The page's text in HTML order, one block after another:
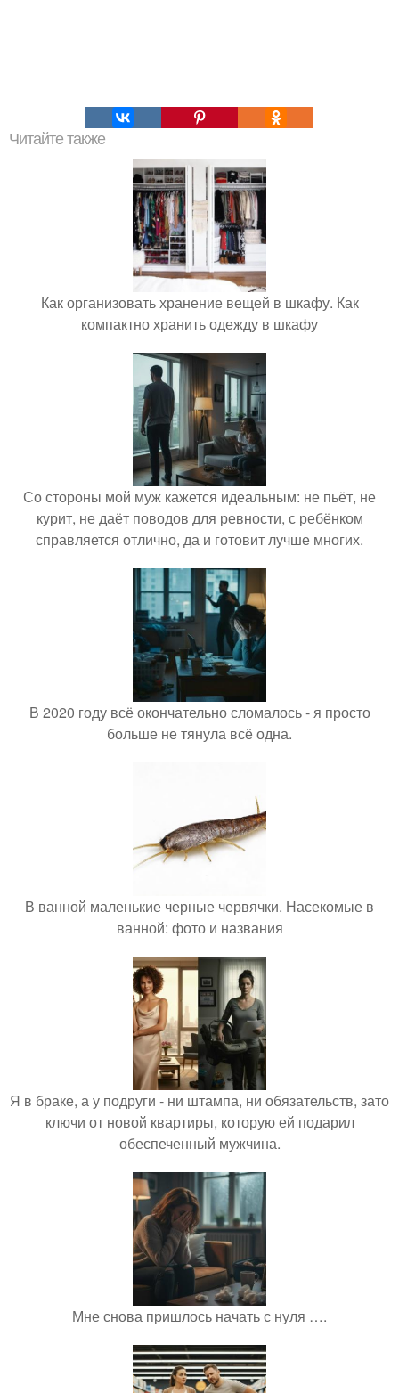
Читайте также
Как организовать хранение вещей в шкафу. Как
компактно хранить одежду в шкафу
Со стороны мой муж кажется идеальным: не пьёт, не
курит, не даёт поводов для ревности, с ребёнком
справляется отлично, да и готовит лучше многих.
В 2020 году всё окончательно сломалось - я просто
больше не тянула всё одна.
В ванной маленькие черные червячки. Насекомые в
ванной: фото и названия
Я в браке, а у подруги - ни штампа, ни обязательств, зато
ключи от новой квартиры, которую ей подарил
обеспеченный мужчина.
Мне снова пришлось начать с нуля ….